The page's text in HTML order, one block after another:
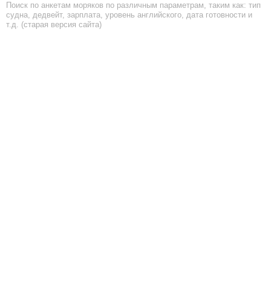
Поиск по анкетам моряков по различным параметрам, таким как: тип
судна, дедвейт, зарплата, уровень английского, дата готовности и
т.д. (старая версия сайта)